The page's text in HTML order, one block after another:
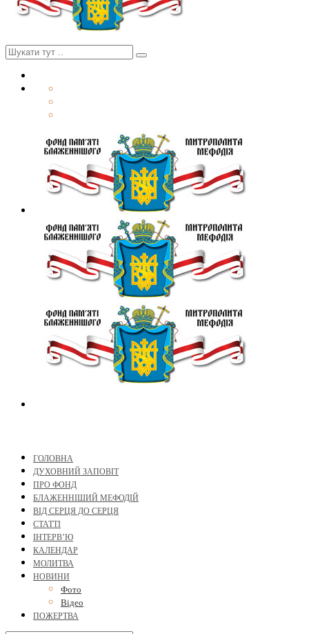
ГОЛОВНА
ДУХОВНИЙ ЗАПОВІТ
ПРО ФОНД
БЛАЖЕННІШИЙ МЕФОДІЙ
ВІД СЕРЦЯ ДО СЕРЦЯ
СТАТТІ
ІНТЕРВ’Ю
КАЛЕНДАР
МОЛИТВА
НОВИНИ
Фото
Відео
ПОЖЕРТВА